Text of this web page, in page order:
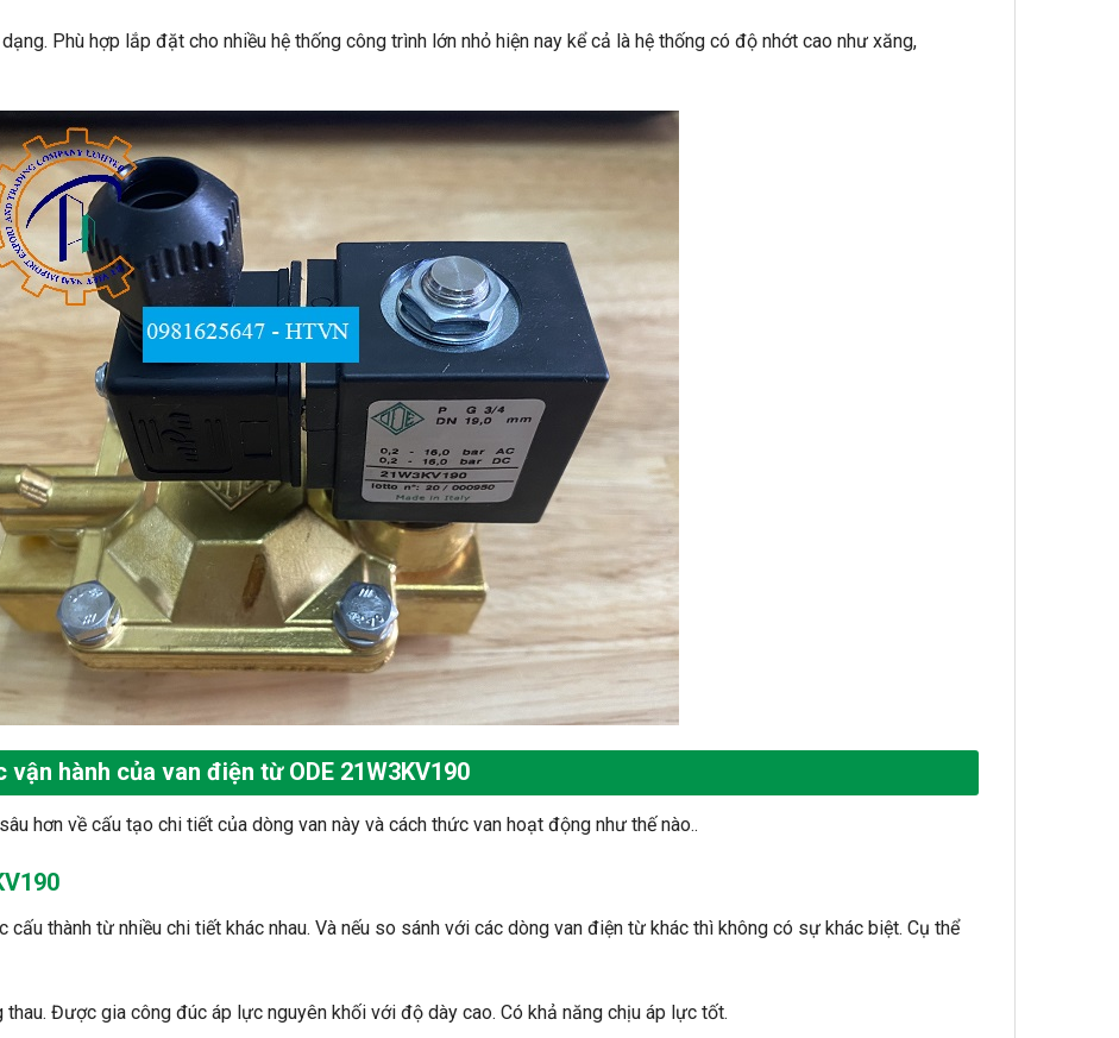
Phù hợp lắp đặt cho nhiều hệ thống công trình lớn nhỏ hiện nay kể cả là hệ thống có độ nhớt cao như xăng,
hành của van điện từ ODE 21W3KV190
hơn về cấu tạo chi tiết của dòng van này và cách thức van hoạt động như thế nào..
thành từ nhiều chi tiết khác nhau. Và nếu so sánh với các dòng van điện từ khác thì không có sự khác biệt. Cụ thể
Được gia công đúc áp lực nguyên khối với độ dày cao. Có khả năng chịu áp lực tốt.